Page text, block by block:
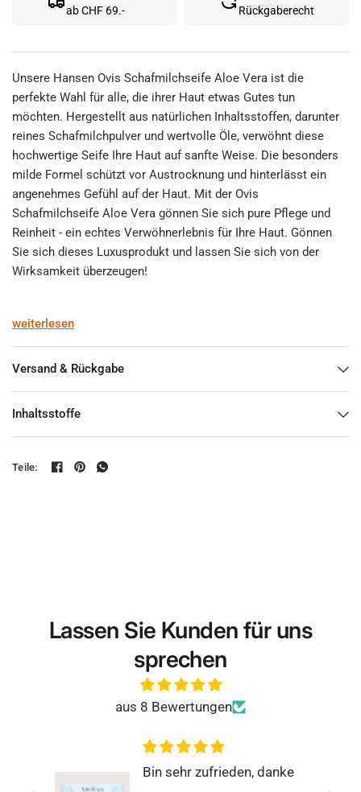
ab CHF 69.-
Rückgaberecht
Unsere Hansen Ovis Schafmilchseife Aloe Vera ist die
perfekte Wahl für alle, die ihrer Haut etwas Gutes tun
möchten. Hergestellt aus natürlichen Inhaltsstoffen, darunter
reines Schafmilchpulver und wertvolle Öle, verwöhnt diese
hochwertige Seife Ihre Haut auf sanfte Weise. Die besonders
milde Formel schützt vor Austrocknung und hinterlässt ein
angenehmes Gefühl auf der Haut. Mit der Ovis
Schafmilchseife Aloe Vera gönnen Sie sich pure Pflege und
Reinheit - ein echtes Verwöhnerlebnis für Ihre Haut. Gönnen
Sie sich dieses Luxusprodukt und lassen Sie sich von der
Wirksamkeit überzeugen!
100 g
weiterlesen
Versand & Rückgabe
Inhaltsstoffe
Teile:
Lassen Sie Kunden für uns
sprechen
aus 8 Bewertungen
Rundum zufrieden